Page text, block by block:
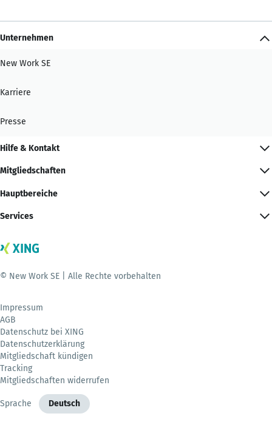
Unternehmen
New Work SE
Karriere
Presse
Hilfe & Kontakt
Mitgliedschaften
Hauptbereiche
Services
© New Work SE | Alle Rechte vorbehalten
Impressum
AGB
Datenschutz bei XING
Datenschutzerklärung
Mitgliedschaft kündigen
Tracking
Mitgliedschaften widerrufen
Sprache Deutsch